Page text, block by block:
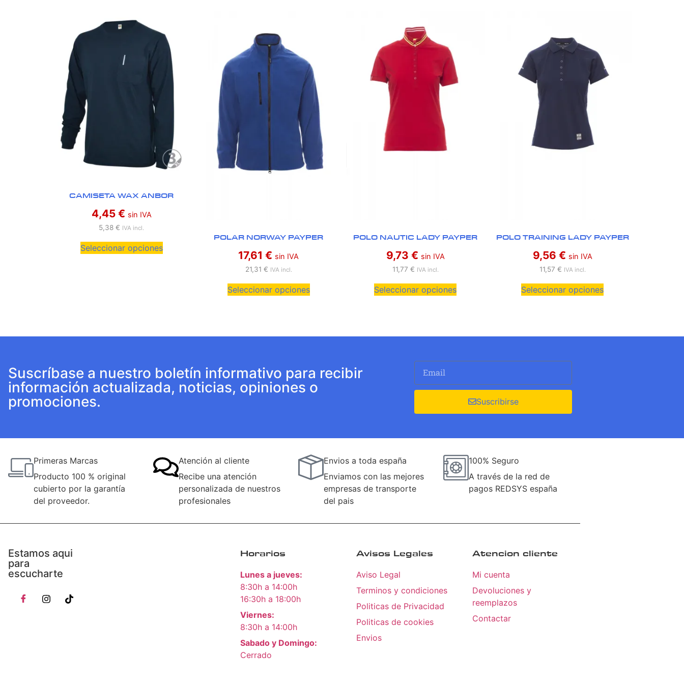
CAMISETA WAX ANBOR
4,45 € sin IVA
5,38€ IVA incl.
Seleccionar opciones
POLAR NORWAY PAYPER
17,61€ sin IVA
21,31 € IVA incl.
Seleccionar opciones
POLO NAUTIC LADY PAYPER
9,73 € sin IVA
11,77 € IVA incl.
Seleccionar opciones
POLO TRAINING LADY PAYPER
9,56 € sin IVA
11,57 € IVA incl.
Seleccionar opciones
Suscríbase a nuestro boletín informativo para recibir
información actualizada, noticias, opiniones o
promociones.
Suscribirse
Primeras Marcas
Producto 100 % original
cubierto por la garantía
del proveedor.
Atención al cliente
Recibe una atención
personalizada de nuestros
profesionales
Envios a toda españa
Enviamos con las mejores
empresas de transporte
del pais
100% Seguro
A través de la red de
pagos REDSYS españa
Estamos aqui
para
escucharte
Horarios
Lunes a jueves:
8:30h a 14:00h
16:30h a 18:00h
Viernes:
8:30h a 14:00h
Sabado y Domingo:
Cerrado
Avisos Legales
Aviso Legal
Terminos y condiciones
Politicas de Privacidad
Politicas de cookies
Envios
Atencion cliente
Mi cuenta
Devoluciones y
reemplazos
Contactar